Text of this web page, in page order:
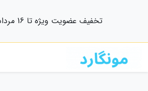
تخفیف عضویت ویژه تا 16 مرداد فعال شد